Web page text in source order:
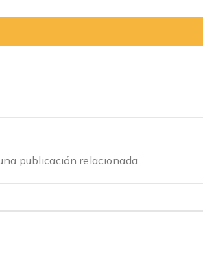
publicación relacionada.